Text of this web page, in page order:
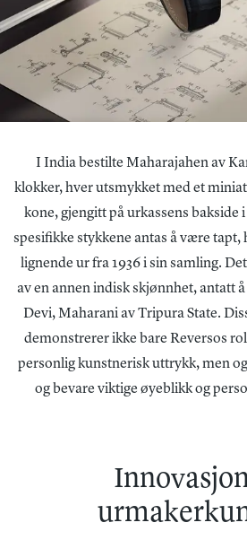
I India bestilte Maharajahen av
klokker, hver utsmykket med et
kone, gjengitt på urkassens bakside
spesifikke stykkene antas å være tapt,
lignende ur fra 1936 i sin samling.
av en annen indisk skjønnhet, antatt
Devi, Maharani av Tripura State.
demonstrerer ikke bare Reversos
personlig kunstnerisk uttrykk, men
og bevare viktige øyeblikk og